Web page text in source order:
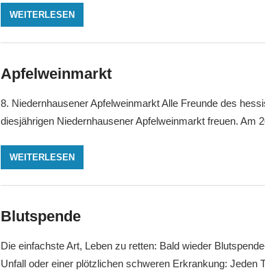
WEITERLESEN
Apfelweinmarkt
8. Niedernhausener Apfelweinmarkt Alle Freunde des
diesjährigen Niedernhausener Apfelweinmarkt freuen. Am
WEITERLESEN
Blutspende
Die einfachste Art, Leben zu retten: Bald wieder
Unfall oder einer plötzlichen schweren Erkrankung: Jeden